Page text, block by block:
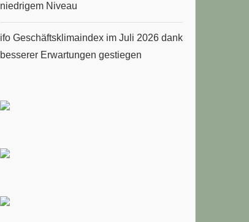
niedrigem Niveau
ifo Geschäftsklimaindex im Juli 2026 dank
besserer Erwartungen gestiegen